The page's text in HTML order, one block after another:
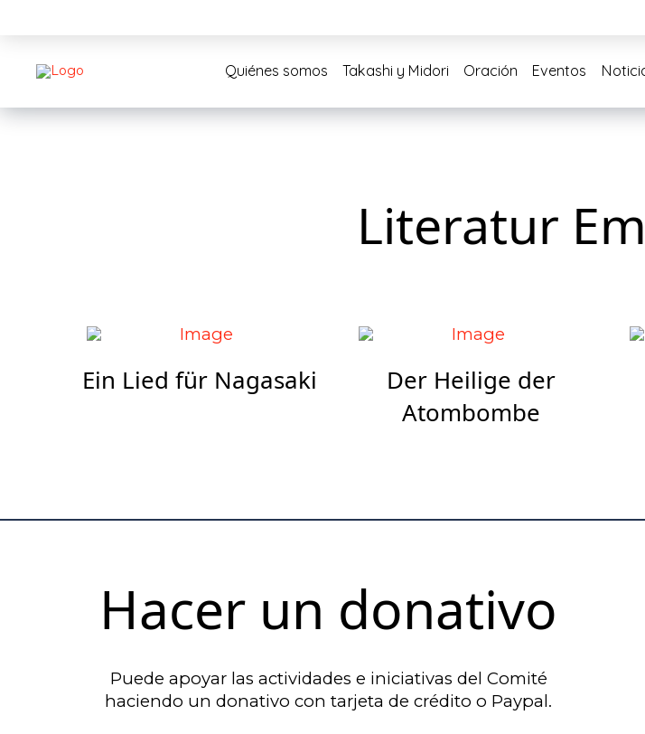
Quiénes somos Takashi y Midori Oración Eventos
Literatur
Ein Lied für Nagasaki
Der Heilige der
Atombombe
Hacer un donativo
Puede apoyar las actividades e iniciativas del Comité
haciendo un donativo con tarjeta de crédito o Paypal.